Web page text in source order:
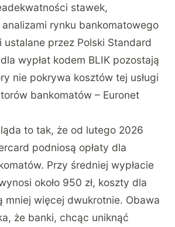
stawek,
rynku bankomatowego
ustalane przez Polski Standard
wypłat kodem BLIK pozostają
nie pokrywa kosztów tej usługi
bankomatów – Euronet
to tak, że od lutego 2026
podniosą opłaty dla
Przy średniej wypłacie
około 950 zł, koszty dla
mniej więcej dwukrotnie. Obawa
że banki, chcąc uniknąć